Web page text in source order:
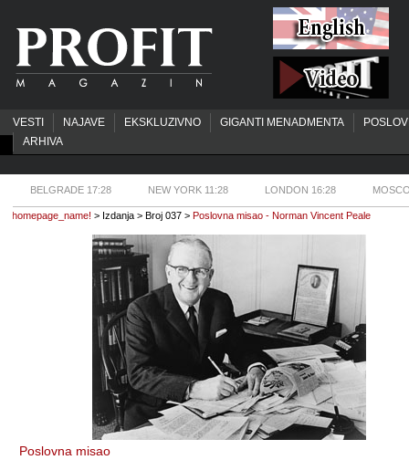
VESTI NAJAVE EKSKLUZIVNO GIGANTI MENADMENTA
ARHIVA
BELGRADE 17:29 NEW YORK 11:29 LONDON 16:29
homepage_name! > Izdanja > Broj 037 > Poslovna misao - Norman Vincent Peale
Poslovna misao